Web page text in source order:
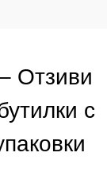
Отзиви
с